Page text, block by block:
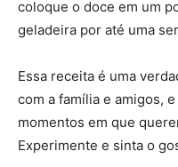
coloque o doce em um
geladeira por até uma
Essa receita é uma
com a família e amigos,
momentos em que
Experimente e sinta o